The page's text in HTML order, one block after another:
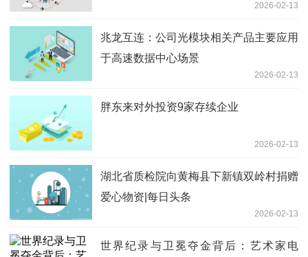
2026-02-13
兆龙互连：公司光模块相关产品主要应用
于高速数据中心场景
2026-02-13
胖东来对外投资9家存续企业
2026-02-13
湖北省质检院向黄梅县下新镇双岭村捐赠
爱心物资|每日头条
2026-02-13
世界纪录与卫冕夺金背后：艺术家电